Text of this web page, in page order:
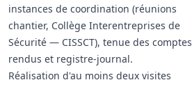
instances de coordination (réunions
chantier, Collège Interentreprises de
Sécurité — CISSCT), tenue des comptes
rendus et registre‑journal.
Réalisation d'au moins deux visites